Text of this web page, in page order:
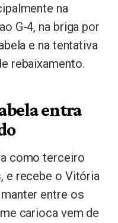
na
G-4, na briga por
e na tentativa
rebaixamento.
entra
como terceiro
e recebe o Vitória
entre os
carioca vem de